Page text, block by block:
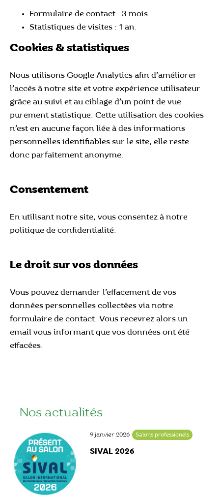
Formulaire de contact : 3 mois.
Statistiques de visites : 1 an.
Cookies & statistiques
Nous utilisons Google Analytics afin d’améliorer
l’accès à notre site et votre expérience utilisateur
grâce au suivi et au ciblage d’un point de vue
purement statistique. Cette utilisation des cookies
n’est en aucune façon liée à des informations
personnelles identifiables sur le site, elle reste
donc parfaitement anonyme.
Consentement
En utilisant notre site, vous consentez à notre
politique de confidentialité.
Le droit sur vos données
Vous pouvez demander l’effacement de vos
données personnelles collectées via notre
formulaire de contact. Vous recevrez alors un
email vous informant que vos données ont été
effacées.
Nos actualités
9 janvier 2026 Salons professionels
SIVAL 2026